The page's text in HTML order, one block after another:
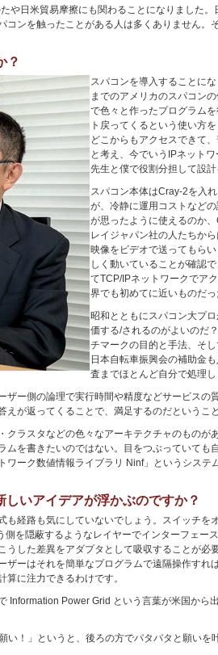
や日米貿易摩擦にも関わることになりました
ンを触ったことがある人は多くありません
？
スパコンを導入することに
までのアメリカのスパコン
で色々と作ったプログラム
ト戻ってくるという使い方
どこからもアクセスできて
と考え、今でいうIPネット
先生と僕で役割分担して設計
スパコン本体はCray-2を入
が、冷静に運用コストなど
が思ったように使えるのか
レイジャパン社の人たちか
映像をビデオで送ってもら
しく動いていることが確認
てTCP/IPネットワークでア
界でも初めてに近いものだっ
昭和とともにスパコン大プ
価する/されるのがよいのだ
チマークの目的と手法、そ
日本自転車振興会の補助金
査までほとんど自分で処理
ー側の論理で実行時間や精度などサービスの
が返ってくることで、満足するのだというこ
ラスタなどの色々なアーキテクチャのもの
を書きたいのではない。目をつぶっていても
ーク数値情報ライブラリ Ninf」というシス
いアイデアが浮かぶのですか？
経路も気にしていないでしょう。スイッチ
を隠蔽するようなレイヤーでインターフェー
した差異をアダプタとして吸収することが必
ーはそれを簡単なプログラムで遠隔操作す
に注力できるわけです。
Information Power Grid という言葉が米国から
！」というと、後ろの方でパタパタと願い